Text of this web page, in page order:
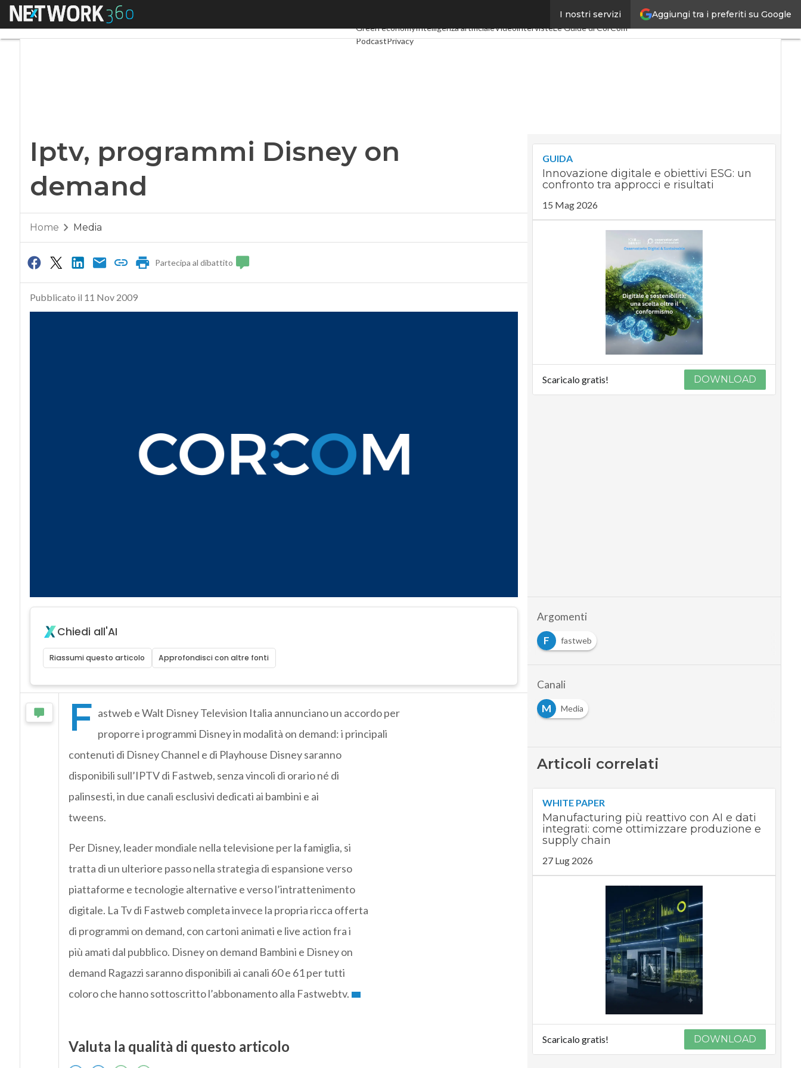
Aggiungi tra i preferiti su Google
I nostri servizi
Menu SpacEconomyPA Digitale
Green economyIntelligenza artificialeVideointervisteLe Guide di CorCom
PodcastPrivacy
Iptv, programmi Disney on
demand
Home Media
Partecipa al dibattito
Pubblicato il 11 Nov 2009
Chiedi all'AI
Riassumi questo articolo Approfondisci con altre fonti
F astweb e Walt Disney Television Italia annunciano un accordo per
proporre i programmi Disney in modalità on demand: i principali
contenuti di Disney Channel e di Playhouse Disney saranno
disponibili sull’IPTV di Fastweb, senza vincoli di orario né di
palinsesti, in due canali esclusivi dedicati ai bambini e ai
tweens.
Per Disney, leader mondiale nella televisione per la famiglia, si
tratta di un ulteriore passo nella strategia di espansione verso
piattaforme e tecnologie alternative e verso l’intrattenimento
digitale. La Tv di Fastweb completa invece la propria ricca offerta
di programmi on demand, con cartoni animati e live action fra i
più amati dal pubblico. Disney on demand Bambini e Disney on
demand Ragazzi saranno disponibili ai canali 60 e 61 per tutti
coloro che hanno sottoscritto l’abbonamento alla Fastwebtv.
Valuta la qualità di questo articolo
GUIDA
Innovazione digitale e obiettivi ESG: un
confronto tra approcci e risultati
15 Mag 2026
Scaricalo gratis! DOWNLOAD
Argomenti
F
fastweb
Canali
M
Media
Articoli correlati
WHITE PAPER
Manufacturing più reattivo con AI e dati
integrati: come ottimizzare produzione e
supply chain
27 Lug 2026
Scaricalo gratis! DOWNLOAD